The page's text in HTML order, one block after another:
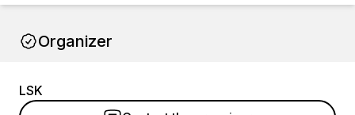
Organizer
LSK